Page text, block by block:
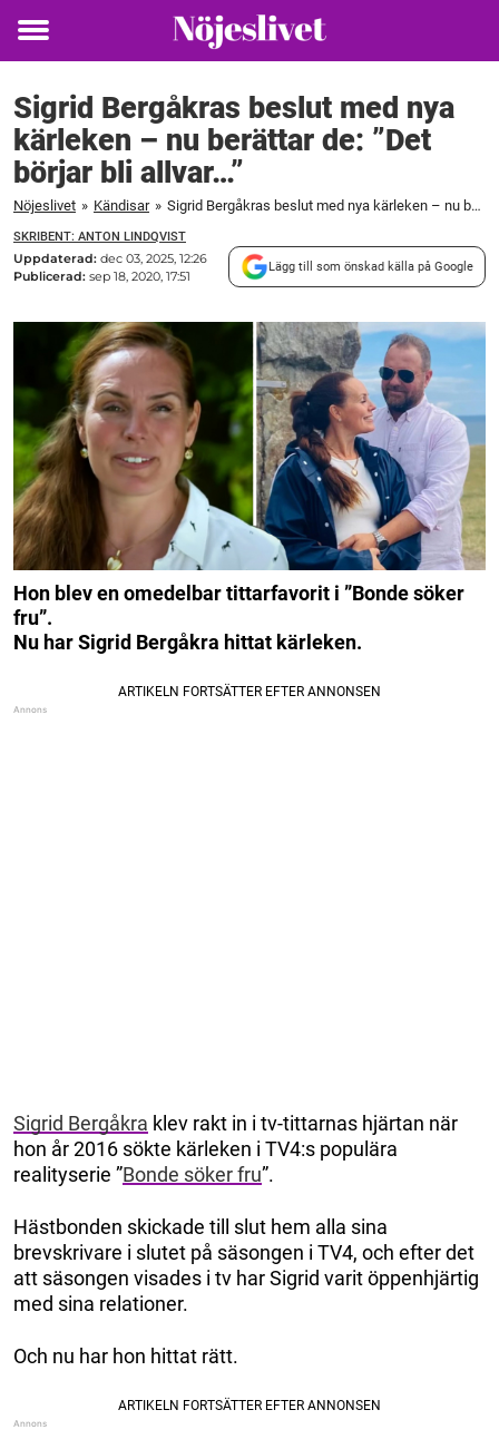
Toggle
Sigrid Bergåkras beslut med nya
kärleken – nu berättar de: ”Det
börjar bli allvar…”
Nöjeslivet » Kändisar » Sigrid Bergåkras beslut med nya kärleken – nu berättar de: ”Det börjar bli allvar...”
SKRIBENT: ANTON LINDQVIST
Uppdaterad: dec 03, 2025, 12:26
Publicerad: sep 18, 2020, 17:51
Lägg till som önskad källa på Google
Hon blev en omedelbar tittarfavorit i ”Bonde söker
fru”.
Nu har Sigrid Bergåkra hittat kärleken.
Sigrid Bergåkra klev rakt in i tv-tittarnas hjärtan när
hon år 2016 sökte kärleken i TV4:s populära
realityserie ”Bonde söker fru”.
Hästbonden skickade till slut hem alla sina
brevskrivare i slutet på säsongen i TV4, och efter det
att säsongen visades i tv har Sigrid varit öppenhjärtig
med sina relationer.
Och nu har hon hittat rätt.